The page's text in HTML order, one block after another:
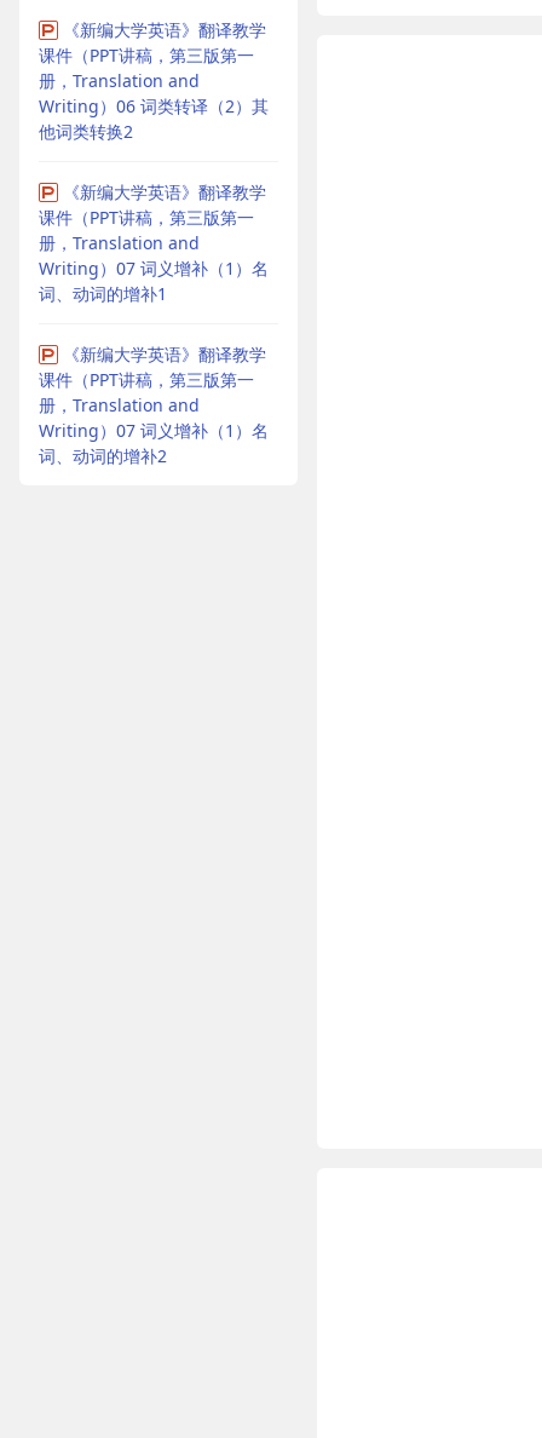
《新编大学英语》翻译教学
课件（PPT讲稿，第三版第一
册，Translation and
Writing）06 词类转译（2）其
他词类转换2
《新编大学英语》翻译教学
课件（PPT讲稿，第三版第一
册，Translation and
Writing）07 词义增补（1）名
词、动词的增补1
《新编大学英语》翻译教学
课件（PPT讲稿，第三版第一
册，Translation and
Writing）07 词义增补（1）名
词、动词的增补2